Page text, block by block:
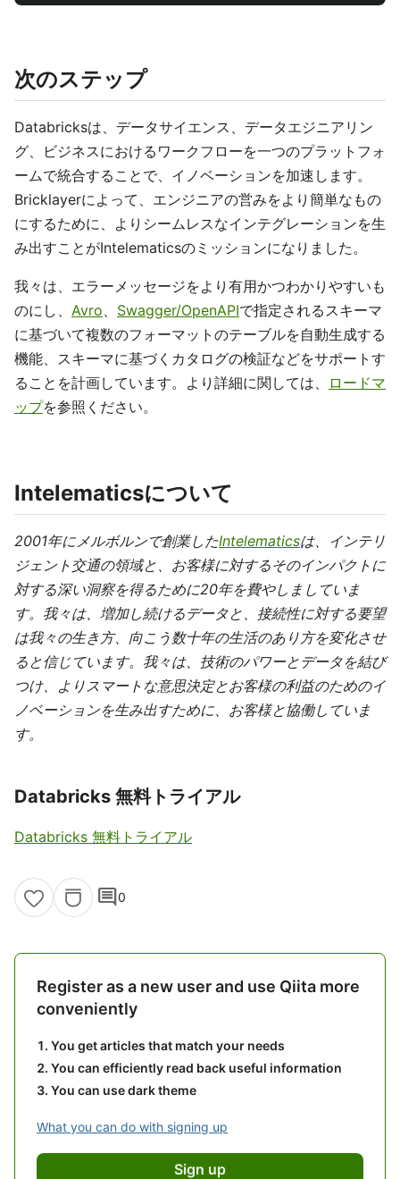
次のステップ
Databricksは、データサイエンス、データエジニアリン
グ、ビジネスにおけるワークフローを一つのプラットフォ
ームで統合することで、イノベーションを加速します。
Bricklayerによって、エンジニアの営みをより簡単なもの
にするために、よりシームレスなインテグレーションを生
み出すことがIntelematicsのミッションになりました。
我々は、エラーメッセージをより有用かつわかりやすいも
のにし、 Avro Swagger/OpenAPIで指定されるスキーマ
に基づいて複数のフォーマットのテーブルを自動生成する
機能、スキーマに基づくカタログの検証などをサポートす
ることを計画しています。より詳細に関しては、
ロードマ
ップを参照ください。
Intelematicsについて
2001年にメルボルンで創業したIntelematicsは、インテリ
ジェント交通の領域と、お客様に対するそのインパクトに
対する深い洞察を得るために20年を費やしましていま
す。我々は、増加し続けるデータと、接続性に対する要望
は我々の生き方、向こう数十年の生活のあり方を変化させ
ると信じています。我々は、技術のパワーとデータを結び
つけ、よりスマートな意思決定とお客様の利益のためのイ
ノベーションを生み出すために、お客様と協働していま
す。
Databricks 無料トライアル
Databricks 無料トライアル
comment0
Register as a new user and use Qiita more
conveniently
You get articles that match your needs
You can efficiently read back useful information
You can use dark theme
What you can do with signing up
Sign up